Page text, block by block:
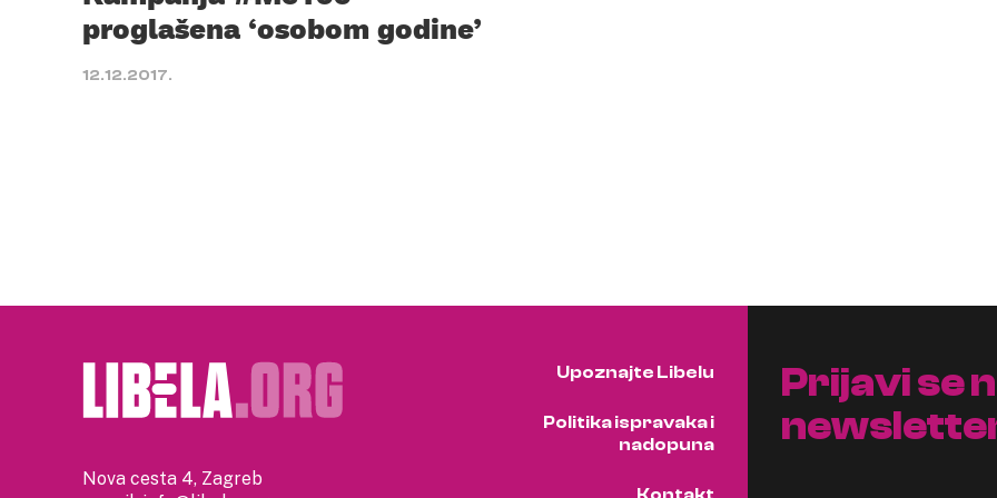
proglašena ‘osobom godine’
12.12.2017.
Nova cesta 4, Zagreb
Upoznajte Libelu
Politika ispravaka i
nadopuna
Prijavi se